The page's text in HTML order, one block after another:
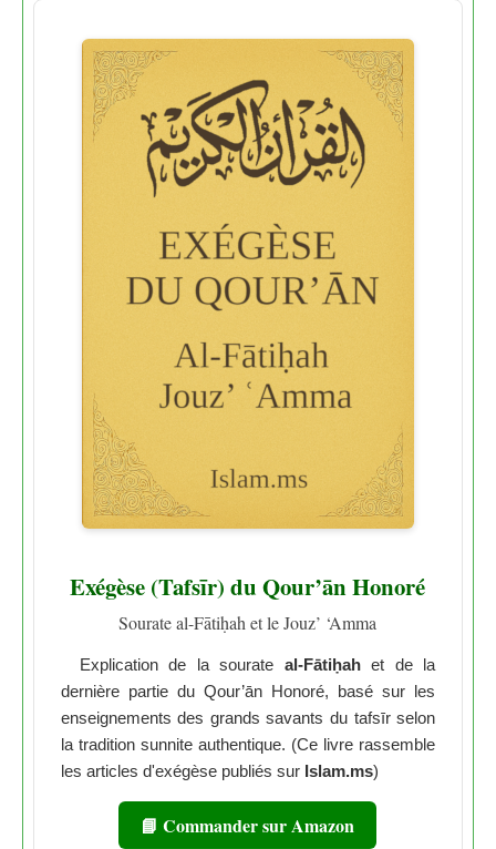
Exégèse (Tafsīr) du Qour’ān Honoré
Sourate al-Fātiḥah et le Jouz’ ‘Amma
Explication de la sourate al-Fātiḥahet de la
dernière partie du Qour’ān Honoré, basé sur les
enseignements des grands savants du tafsīr selon
la tradition sunnite authentique. (Ce livre rassemble
les articles d'exégèse publiés sur Islam.ms)
📘 Commander sur Amazon